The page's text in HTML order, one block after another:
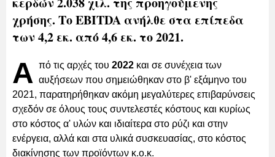
χρήσης. Το EBITDA ανήλθε στα επίπεδα
των 4,2 εκ. από 4,6 εκ. το 2021.
Α πό τις αρχές του 2022 και σε συνέχεια των
αυξήσεων που σημειώθηκαν στο β' εξάμηνο του
2021, παρατηρήθηκαν ακόμη μεγαλύτερες επιβαρύνσεις
σχεδόν σε όλους τους συντελεστές κόστους και κυρίως
στο κόστος α' υλών και ιδιαίτερα στο ρύζι και στην
ενέργεια, αλλά και στα υλικά συσκευασίας, στο κόστος
διακίνησης των προϊόντων κ.ο.κ.